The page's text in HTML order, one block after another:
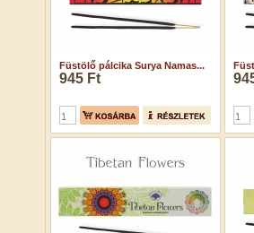
Füstölő pálcika Surya Namas...
945 Ft